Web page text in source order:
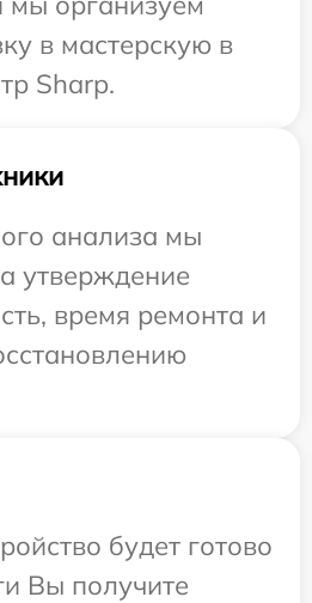
в мастерскую в
Sharp.
анализа мы
утверждение
время ремонта и
будет готово
Вы получите